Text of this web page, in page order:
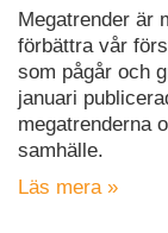
Megatrender är
förbättra vår
som pågår och
januari
megatrenderna
samhälle.
Läs mera »